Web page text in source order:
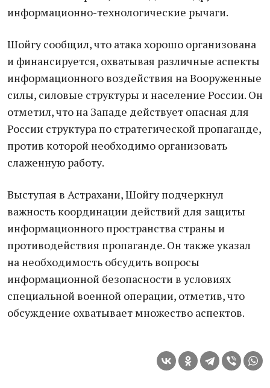
информационно-технологические рычаги.
Шойгу сообщил, что атака хорошо организована
и финансируется, охватывая различные аспекты
информационного воздействия на Вооруженные
силы, силовые структуры и население России. Он
отметил, что на Западе действует опасная для
России структура по стратегической пропаганде,
против которой необходимо организовать
слаженную работу.
Выступая в Астрахани, Шойгу подчеркнул
важность координации действий для защиты
информационного пространства страны и
противодействия пропаганде. Он также указал
на необходимость обсудить вопросы
информационной безопасности в условиях
специальной военной операции, отметив, что
обсуждение охватывает множество аспектов.